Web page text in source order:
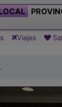
Viajes